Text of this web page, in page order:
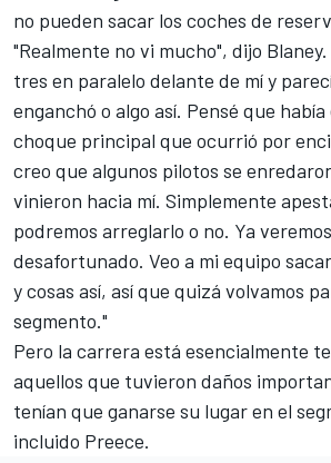
no pueden sacar los coches de
"Realmente no vi mucho", dijo
tres en paralelo delante de mí y
enganchó o algo así. Pensé que
choque principal que ocurrió por
creo que algunos pilotos se
vinieron hacia mí. Simplemente
podremos arreglarlo o no. Ya
desafortunado. Veo a mi equipo
y cosas así, así que quizá volvamos
segmento."
Pero la carrera está esencialmente
aquellos que tuvieron daños
tenían que ganarse su lugar en el
incluido Preece.